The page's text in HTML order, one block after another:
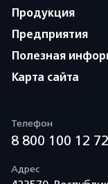
Продукция
Предприятия
Полезная
Карта сайта
Телефон
8 800 100 12 72
Адрес